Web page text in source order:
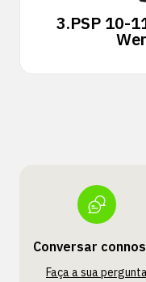
3.PSP 10-
Conversar
Faça a sua